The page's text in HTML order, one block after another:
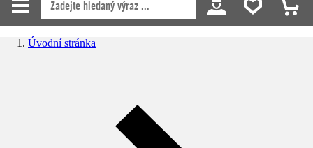
Úvodní stránka